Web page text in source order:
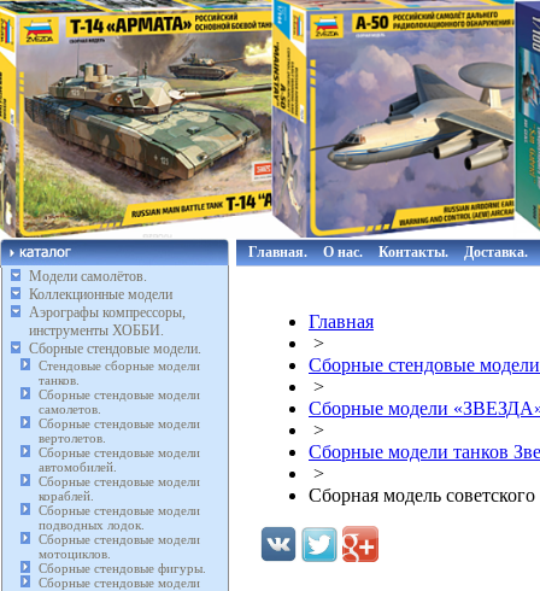
Модели самолётов.
Коллекционные модели
Аэрографы компрессоры,
инструменты ХОББИ.
Сборные стендовые модели.
Стендовые сборные модели
танков.
Сборные стендовые модели
самолетов.
Сборные стендовые модели
вертолетов.
Сборные стендовые модели
автомобилей.
Сборные стендовые модели
кораблей.
Сборные стендовые модели
подводных лодок.
Сборные стендовые модели
мотоциклов.
Сборные стендовые фигуры.
Сборные стендовые модели
Главная. О нас. Контакты. Доставка.
Главная
>
Сборные стендовые
>
Сборные модели
>
Сборные модели танков
>
Сборная модель